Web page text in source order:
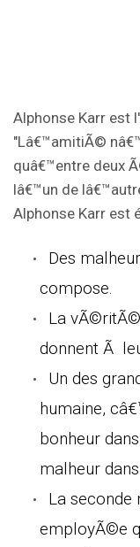
Alphonse Karr est
"Lâ€™amitiÃ©
quâ€™entre deux
lâ€™un de
Alphonse Karr est
Des
compose.
La
donnent Ã
Un des
humaine,
bonheur
malheur
La seconde
employÃ©e